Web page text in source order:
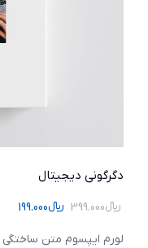
دگرگونی دیجیتال
﷼399.000 ﷼199.000
لورم ایپسوم متن